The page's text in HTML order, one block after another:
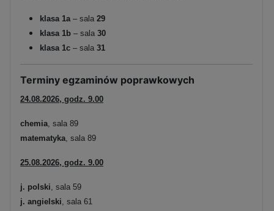
klasa 1a– sala 29
klasa 1b – sala 30
klasa 1c – sala 31
Terminy egzaminów poprawkowych
24.08.2026, godz. 9.00
chemia, sala 89
matematyka, sala 89
25.08.2026, godz. 9.00
j. polski, sala 59
j. angielski, sala 61